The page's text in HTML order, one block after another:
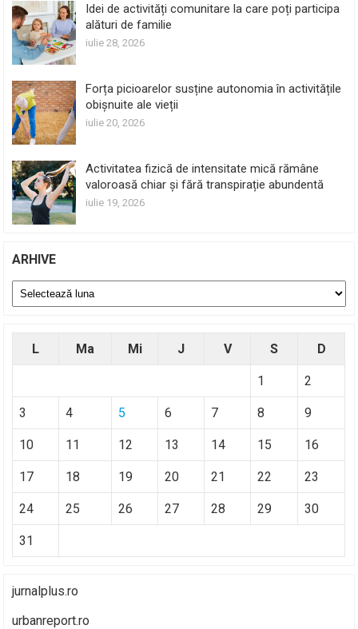
Idei de activități comunitare la care poți participa
alături de familie
iulie 28, 2026
Forța picioarelor susține autonomia în activitățile
obișnuite ale vieții
iulie 20, 2026
Activitatea fizică de intensitate mică rămâne
valoroasă chiar și fără transpirație abundentă
iulie 19, 2026
ARHIVE
Arhive
L Ma Mi J V S D
1 2
3 4 5 6 7 8 9
10 11 12 13 14 15 16
17 18 19 20 21 22 23
24 25 26 27 28 29 30
31
jurnalplus.ro
urbanreport.ro